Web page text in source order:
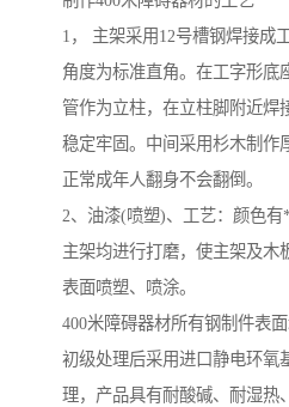
1， 主架采用12号槽钢焊接成
角度为标准直角。在工字形底
管作为立柱，在立柱脚附近焊
稳定牢固。中间采用杉木制作
正常成年人翻身不会翻倒。
2、油漆(喷塑)、工艺：颜色
主架均进行打磨，使主架及木
表面喷塑、喷涂。
400米障碍器材所有钢制件表
初级处理后采用进口静电环氧
理，产品具有耐酸碱、耐湿热